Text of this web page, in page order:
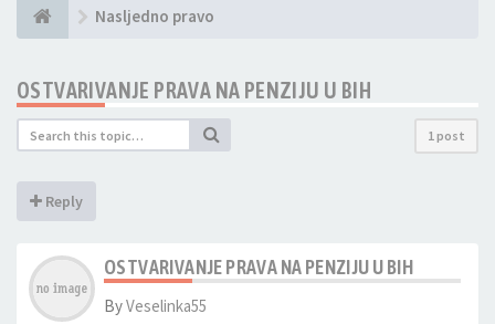
Nasljedno pravo
OSTVARIVANJE PRAVA NA PENZIJU U BIH
1 post
Reply
OSTVARIVANJE PRAVA NA PENZIJU U BIH
ByVeselinka55